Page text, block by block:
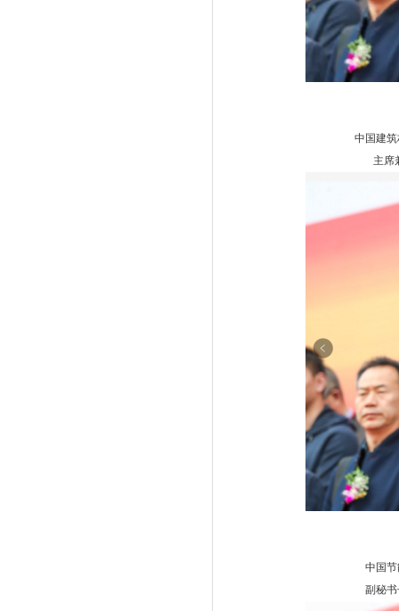
中国建筑材料流通
主席兼秘书长
中国节能协会热
副秘书长 许海